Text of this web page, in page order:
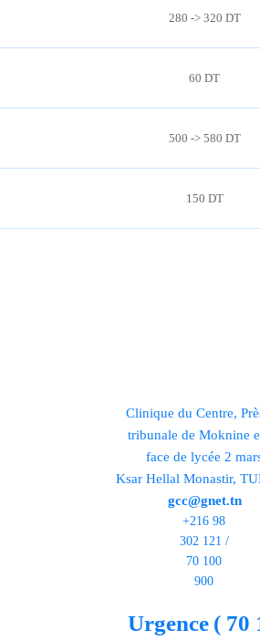
280 -> 320 DT
60 DT
500 -> 580 DT
150 DT
Clinique du Centre,
tribunale de Moknine
face de lycée 2
Ksar Hellal Monastir,
gcc@gnet.tn
+216 98
302 121 /
70 100
900
Urgence ( 70